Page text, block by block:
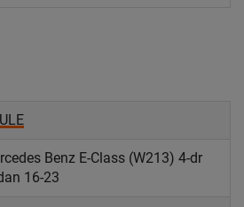
Benz E-Class (W213) 4-dr
16-23